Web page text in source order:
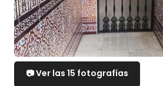
📷 Ver las 15 fotografías